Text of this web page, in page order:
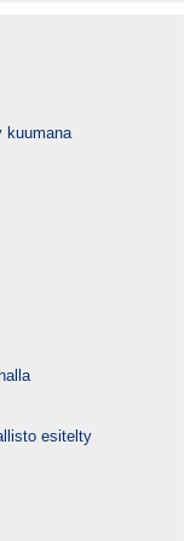
kuumana
esitelty